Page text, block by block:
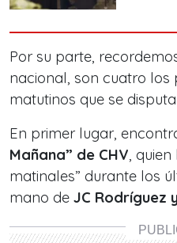
Por su parte,
nacional, son cuatro
matutinos que se
En primer lugar,
Mañana” de CHV, quien
matinales” durante los
mano de JC Rodríguez